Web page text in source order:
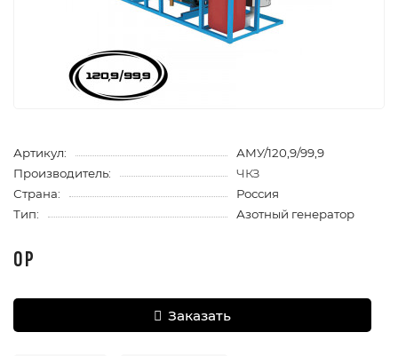
Артикул:
АМУ/120,9/99,9
Производитель:
ЧКЗ
Страна:
Россия
Тип:
Азотный генератор
0 Р
Заказать